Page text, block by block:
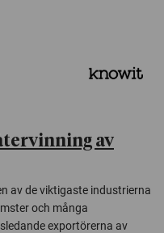
av
av de viktigaste industrierna
och många
exportörerna av